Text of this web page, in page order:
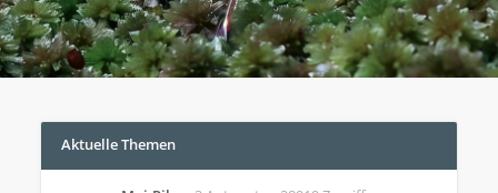
Aktuelle Themen